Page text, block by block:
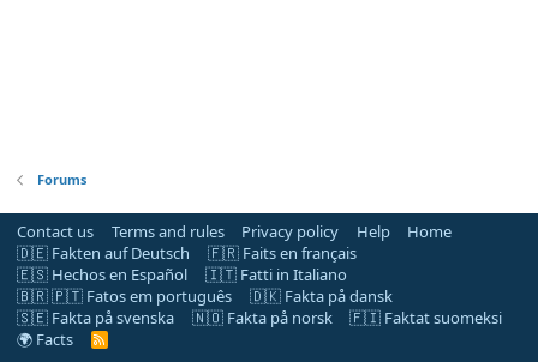
Forums
Contact us Terms and rules Privacy policy Help
Home
🇩🇪 Fakten auf Deutsch
🇫🇷 Faits en français
🇪🇸 Hechos en Español
🇮🇹 Fatti in Italiano
🇧🇷 🇵🇹 Fatos em português
🇩🇰 Fakta på dansk
🇸🇪 Fakta på svenska
🇳🇴 Fakta på norsk
🇫🇮 Faktat suomeksi
🌍 Facts
R